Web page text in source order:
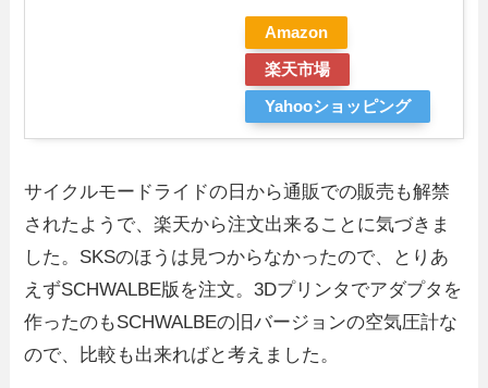
Amazon
楽天市場
Yahooショッピング
サイクルモードライドの日から通販での販売も解禁
されたようで、楽天から注文出来ることに気づきま
した。SKSのほうは見つからなかったので、とりあ
えずSCHWALBE版を注文。3Dプリンタでアダプタを
作ったのもSCHWALBEの旧バージョンの空気圧計な
ので、比較も出来ればと考えました。